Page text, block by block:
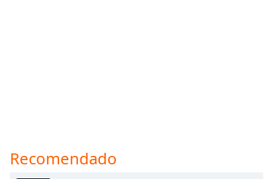
Recomendado